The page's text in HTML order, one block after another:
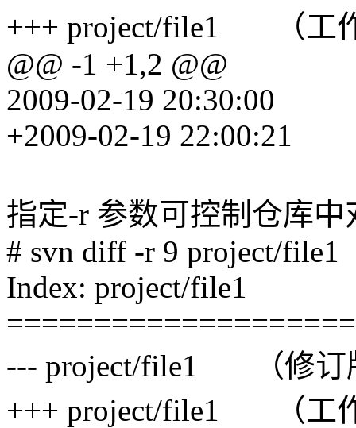
+++ project/file1 （工
@@ -1 +1,2 @@
2009-02-19 20:30:00
+2009-02-19 22:00:21
指定-r 参数可控制仓库
# svn diff -r 9 project/file1
Index: project/file1
--- project/file1 （修订
+++ project/file1 （工